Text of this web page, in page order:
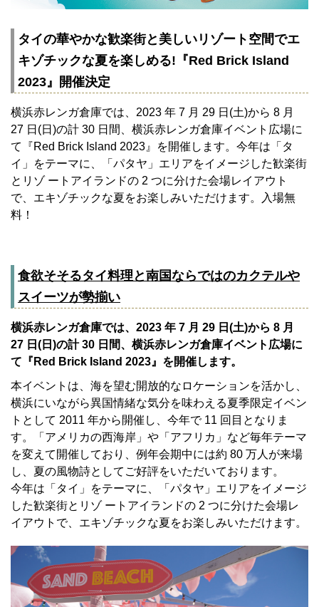
タイの華やかな歓楽街と美しいリゾート空間でエ
キゾチックな夏を楽しめる!『Red Brick Island
2023』開催決定
横浜赤レンガ倉庫では、2023 年 7 月 29 日(土)から 8 月
27 日(日)の計 30 日間、横浜赤レンガ倉庫イベント広場に
て『Red Brick Island 2023』を開催します。今年は「タ
イ」をテーマに、「パタヤ」エリアをイメージした歓楽街
とリゾ ートアイランドの 2 つに分けた会場レイアウト
で、エキゾチックな夏をお楽しみいただけます。入場無
料！
食欲そそるタイ料理と南国ならではのカクテルや
スイーツが勢揃い
横浜赤レンガ倉庫では、2023 年 7 月 29 日(土)から 8 月
27 日(日)の計 30 日間、横浜赤レンガ倉庫イベント広場に
て『Red Brick Island 2023』を開催します。
本イベントは、海を望む開放的なロケーションを活かし、
横浜にいながら異国情緒な気分を味わえる夏季限定イベン
トとして 2011 年から開催し、今年で 11 回目となりま
す。「アメリカの西海岸」や「アフリカ」など毎年テーマ
を変えて開催しており、例年会期中には約 80 万人が来場
し、夏の風物詩としてご好評をいただいております。
今年は「タイ」をテーマに、「パタヤ」エリアをイメージ
した歓楽街とリゾ ートアイランドの 2 つに分けた会場レ
イアウトで、エキゾチックな夏をお楽しみいただけます。